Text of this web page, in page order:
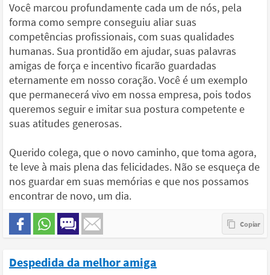
Você marcou profundamente cada um de nós, pela
forma como sempre conseguiu aliar suas
competências profissionais, com suas qualidades
humanas. Sua prontidão em ajudar, suas palavras
amigas de força e incentivo ficarão guardadas
eternamente em nosso coração. Você é um exemplo
que permanecerá vivo em nossa empresa, pois todos
queremos seguir e imitar sua postura competente e
suas atitudes generosas.
Querido colega, que o novo caminho, que toma agora,
te leve à mais plena das felicidades. Não se esqueça de
nos guardar em suas memórias e que nos possamos
encontrar de novo, um dia.
Despedida da melhor amiga